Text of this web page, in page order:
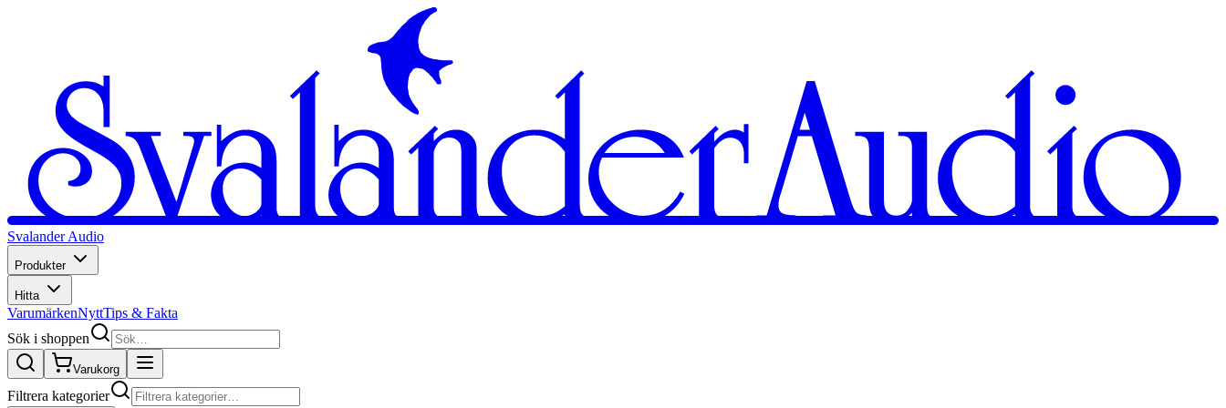
Svalander Audio
Produkter
Hitta
VarumärkenNyttTips & Fakta
Sök i shoppen
Varukorg
Filtrera kategorier